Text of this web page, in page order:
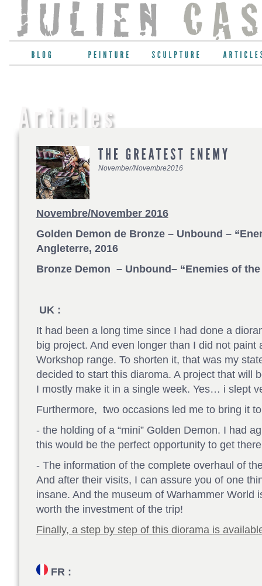
November/Novembre2016
Novembre/November 2016
Golden Demon de Bronze – Unbound –
Angleterre, 2016
Bronze Demon – Unbound– “Enemies of
UK :
It had been a long time since I had done a
big project. And even longer than I did not paint
Workshop range. To shorten it, that was my
decided to start this diaroma. A project that will
I mostly make it in a single week. Yes… i slept
Furthermore, two occasions led me to bring it
- the holding of a “mini” Golden Demon. I had
this would be the perfect opportunity to get
- The information of the complete overhaul of
And after their visits, I can assure you of one
insane. And the museum of Warhammer World
worth the investment of the trip!
Finally, a step by step of this diorama is
FR :